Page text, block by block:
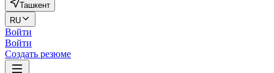
Ташкент
RU
Войти
Войти
Создать резюме